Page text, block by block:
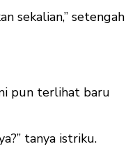
sekalian,” setengah
pun terlihat baru
tanya istriku.